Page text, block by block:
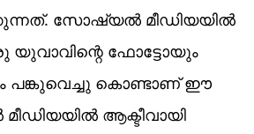
സോഷ്യൽ മീഡിയയിൽ
യുവാവിന്റെ ഫോട്ടോയും
പങ്കുവെച്ചു കൊണ്ടാണ് ഈ
ആക്ടീവായി